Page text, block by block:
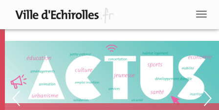
principal